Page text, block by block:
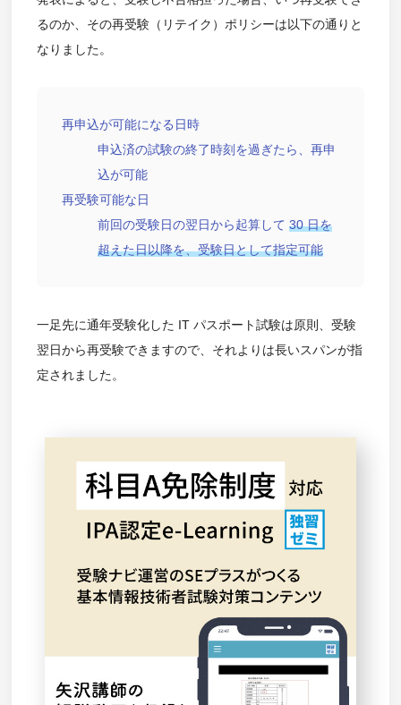
るのか、その再受験（リテイク）ポリシーは以下の通りと
なりました。
再申込が可能になる日時
申込済の試験の終了時刻を過ぎたら、再申
込が可能
再受験可能な日
前回の受験日の翌日から起算して 30 日を
超えた日以降を、受験日として指定可能
一足先に通年受験化した IT パスポート試験は原則、受験
翌日から再受験できますので、それよりは長いスパンが指
定されました。